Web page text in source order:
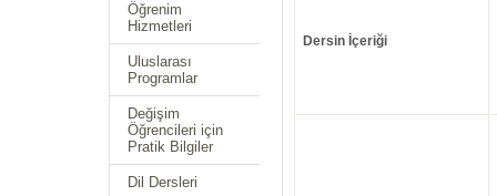
Öğrenim
Hizmetleri
Uluslarası
Programlar
Değişim
Öğrencileri için
Pratik Bilgiler
Dil Dersleri
Dersin İçeriği